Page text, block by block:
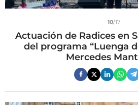
10/17
Actuación de Radices en
del programa “Luenga
Mercedes